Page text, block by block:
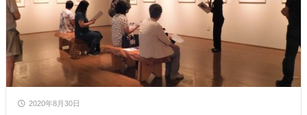
2020年8月30日